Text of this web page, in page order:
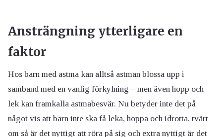
Ansträngning ytterligare en
faktor
Hos barn med astma kan alltså astman blossa upp i
samband med en vanlig förkylning – men även hopp och
lek kan framkalla astmabesvär. Nu betyder inte det på
något vis att barn inte ska få leka, hoppa och idrotta, tvärt
om så är det nyttigt att röra på sig och extra nyttigt är det